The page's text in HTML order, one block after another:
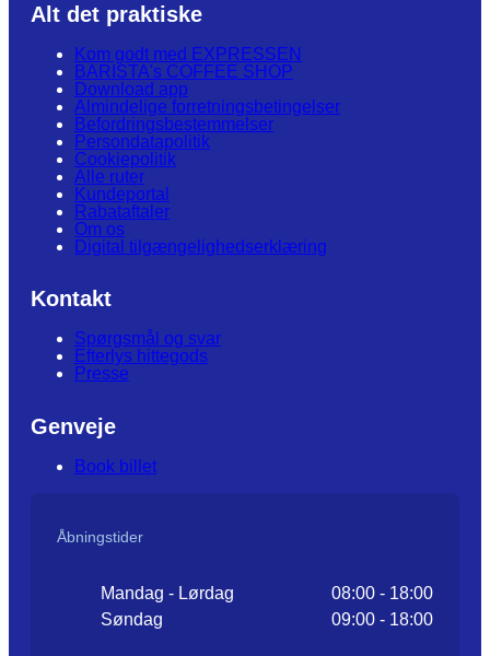
Alt det praktiske
Kom godt med EXPRESSEN
BARISTA's COFFEE SHOP
Download app
Almindelige forretningsbetingelser
Befordringsbestemmelser
Persondatapolitik
Cookiepolitik
Alle ruter
Kundeportal
Rabataftaler
Om os
Digital tilgængelighedserklæring
Kontakt
Spørgsmål og svar
Efterlys hittegods
Presse
Genveje
Book billet
Åbningstider
Mandag - Lørdag
08:00 - 18:00
Søndag
09:00 - 18:00